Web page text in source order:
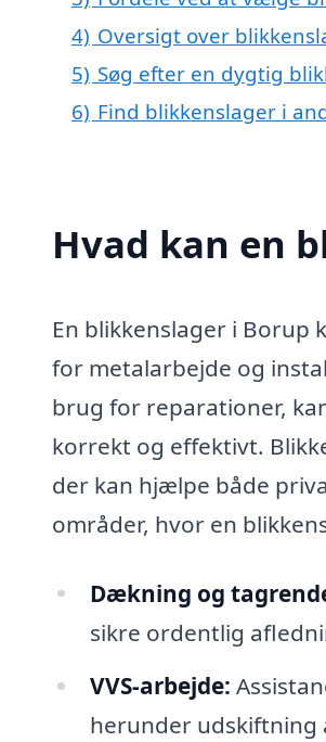
4) Oversigt over
5) Søg efter en dygtig
6) Find blikkenslager i
Hvad kan en
En blikkenslager i
for metalarbejde og
brug for reparationer,
korrekt og effektivt.
der kan hjælpe både
områder, hvor en
Dækning og
sikre ordentlig
VVS-arbejde:
herunder udskiftning